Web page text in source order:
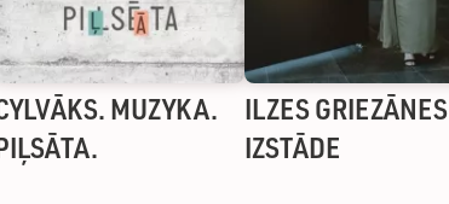
MUZYKA.
ILZES GRIEZĀNES
IZSTĀDE